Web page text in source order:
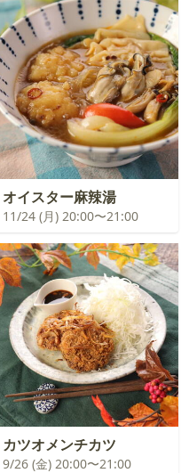
オイスター麻辣湯
11/24 (月) 20:00〜21:00
カツオメンチカツ
9/26 (金) 20:00〜21:00